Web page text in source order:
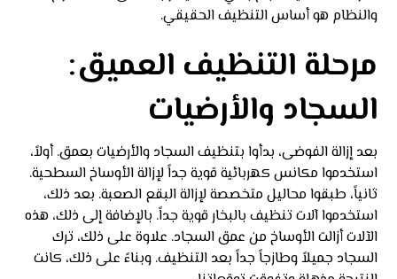
والنظام هو أساس التنظيف الحقيقي.
مرحلة التنظيف العميق:
السجاد والأرضيات
بعد إزالة الفوضى، بدأوا بتنظيف السجاد والأرضيات بعمق. أولاً،
استخدموا مكانس كهربائية قوية جداً لإزالة الأوساخ السطحية.
ثانياً، طبقوا محاليل متخصصة لإزالة البقع الصعبة. بعد ذلك،
استخدموا آلات تنظيف بالبخار قوية جداً. بالإضافة إلى ذلك، هذه
الآلات أزالت الأوساخ من عمق السجاد. علاوة على ذلك، ترك
السجاد جميلاً وطازجاً جداً بعد التنظيف. وبناءً على ذلك، كانت